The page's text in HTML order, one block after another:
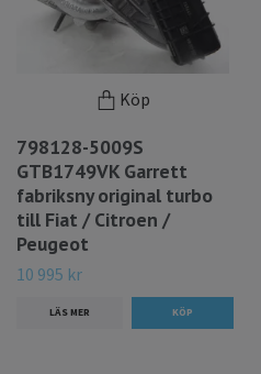
Köp
798128-5009S
GTB1749VK Garrett
fabriksny original turbo
till Fiat / Citroen /
Peugeot
10 995 kr
LÄS MER